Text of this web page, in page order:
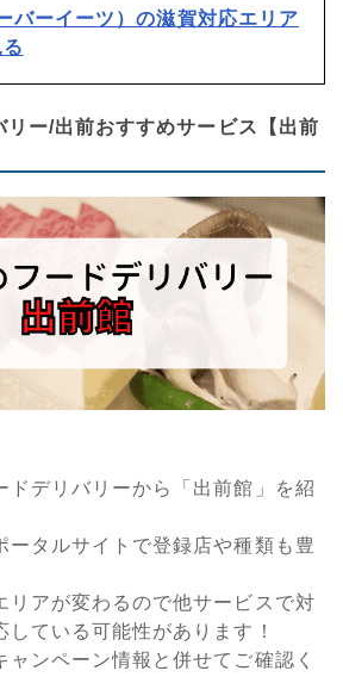
ーイーツ）の滋賀対応エリア
ー/出前おすすめサービス【出前
ドデリバリーから「出前館」を紹
ータルサイトで登録店や種類も豊
リアが変わるので他サービスで対
ている可能性があります！
ャンペーン情報と併せてご確認く